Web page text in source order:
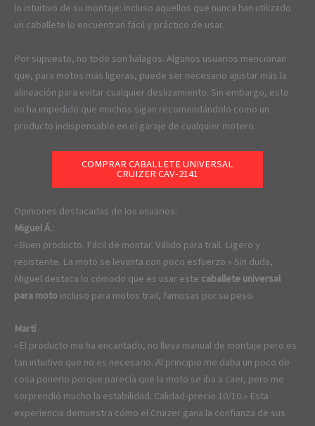
lo intuitivo de su montaje: incluso aquellos que nunca han utilizado
un caballete lo encuentran fácil y práctico de usar.
Por supuesto, no todo son halagos. Algunos usuarios mencionan
que, para motos más ligeras, puede ser necesario ajustar más la
alineación para evitar cualquier deslizamiento. Sin embargo, esto
no ha impedido que muchos sigan recomendándolo como un
producto indispensable en el garaje de cualquier motero.
COMPRAR CABALLETE UNIVERSAL
CRUIZER CAV-2141
Opiniones destacadas de los usuarios:
Miguel Á.:
«Buen producto. Fácil de montar. Válido para trail. Ligero y
resistente. La moto se levanta con poco esfuerzo.» Sin duda,
Miguel destaca lo cómodo que es usar este caballete universal
para motoincluso para motos trail, famosas por su peso.
Martí:
«El producto me ha encantado, no lleva manual de montaje pero es
tan intuitivo que no es necesario. Al principio me daba un poco de
cosa ponerlo porque parecía que la moto se iba a caer, pero me
sorprendió mucho la estabilidad. Calidad-precio 10/10.» Esta
experiencia demuestra cómo el Cruizer gana la confianza de sus